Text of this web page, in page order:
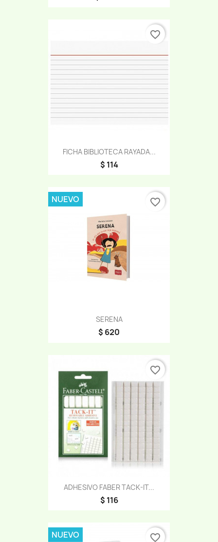
FICHA BIBLIOTECA RAYADA...
$ 114
favorite_border
SERENA
$ 620
NUEVO favorite_border
ADHESIVO FABER TACK-IT...
$ 116
favorite_border
NUEVO favorite_border